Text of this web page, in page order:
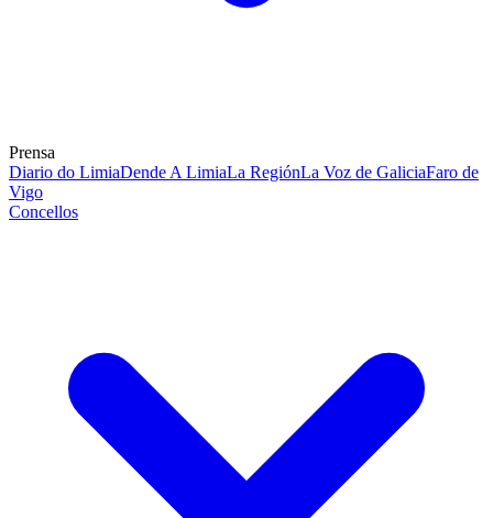
Prensa
Diario do LimiaDende A LimiaLa RegiónLa Voz de GaliciaFaro de
Vigo
Concellos